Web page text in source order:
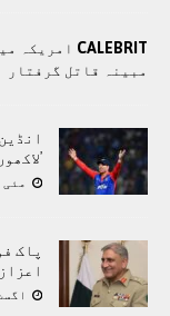
CALEBRIT امریکہ
مبینہ قاتل گرفتار
مئی 2, 2023
پاک
اعزاز
اگست 12,